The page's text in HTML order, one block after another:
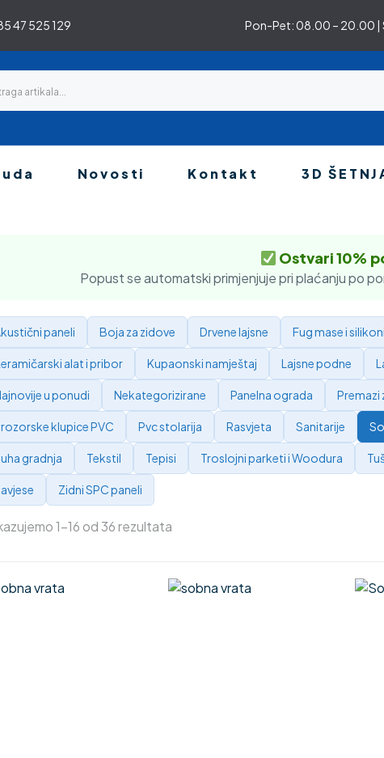
47 525 129 Pon-Pet: 08.00 – 20.00 |
Novosti Kontakt 3D
Ostvari 10%
Popust se automatski primjenjuje pri plaćanju po
paneli Boja za zidove Drvene lajsne Fug mase i silikoni
alat i pribor Kupaonski namještaj Lajsne podne
u ponudi Nekategorizirane Panelna ograda Premazi
klupice PVC Pvc stolarija Rasvjeta Sanitarije
gradnja Tekstil Tepisi Troslojni parketi i Woodura
Zidni SPC paneli
1–16 od 36 rezultata